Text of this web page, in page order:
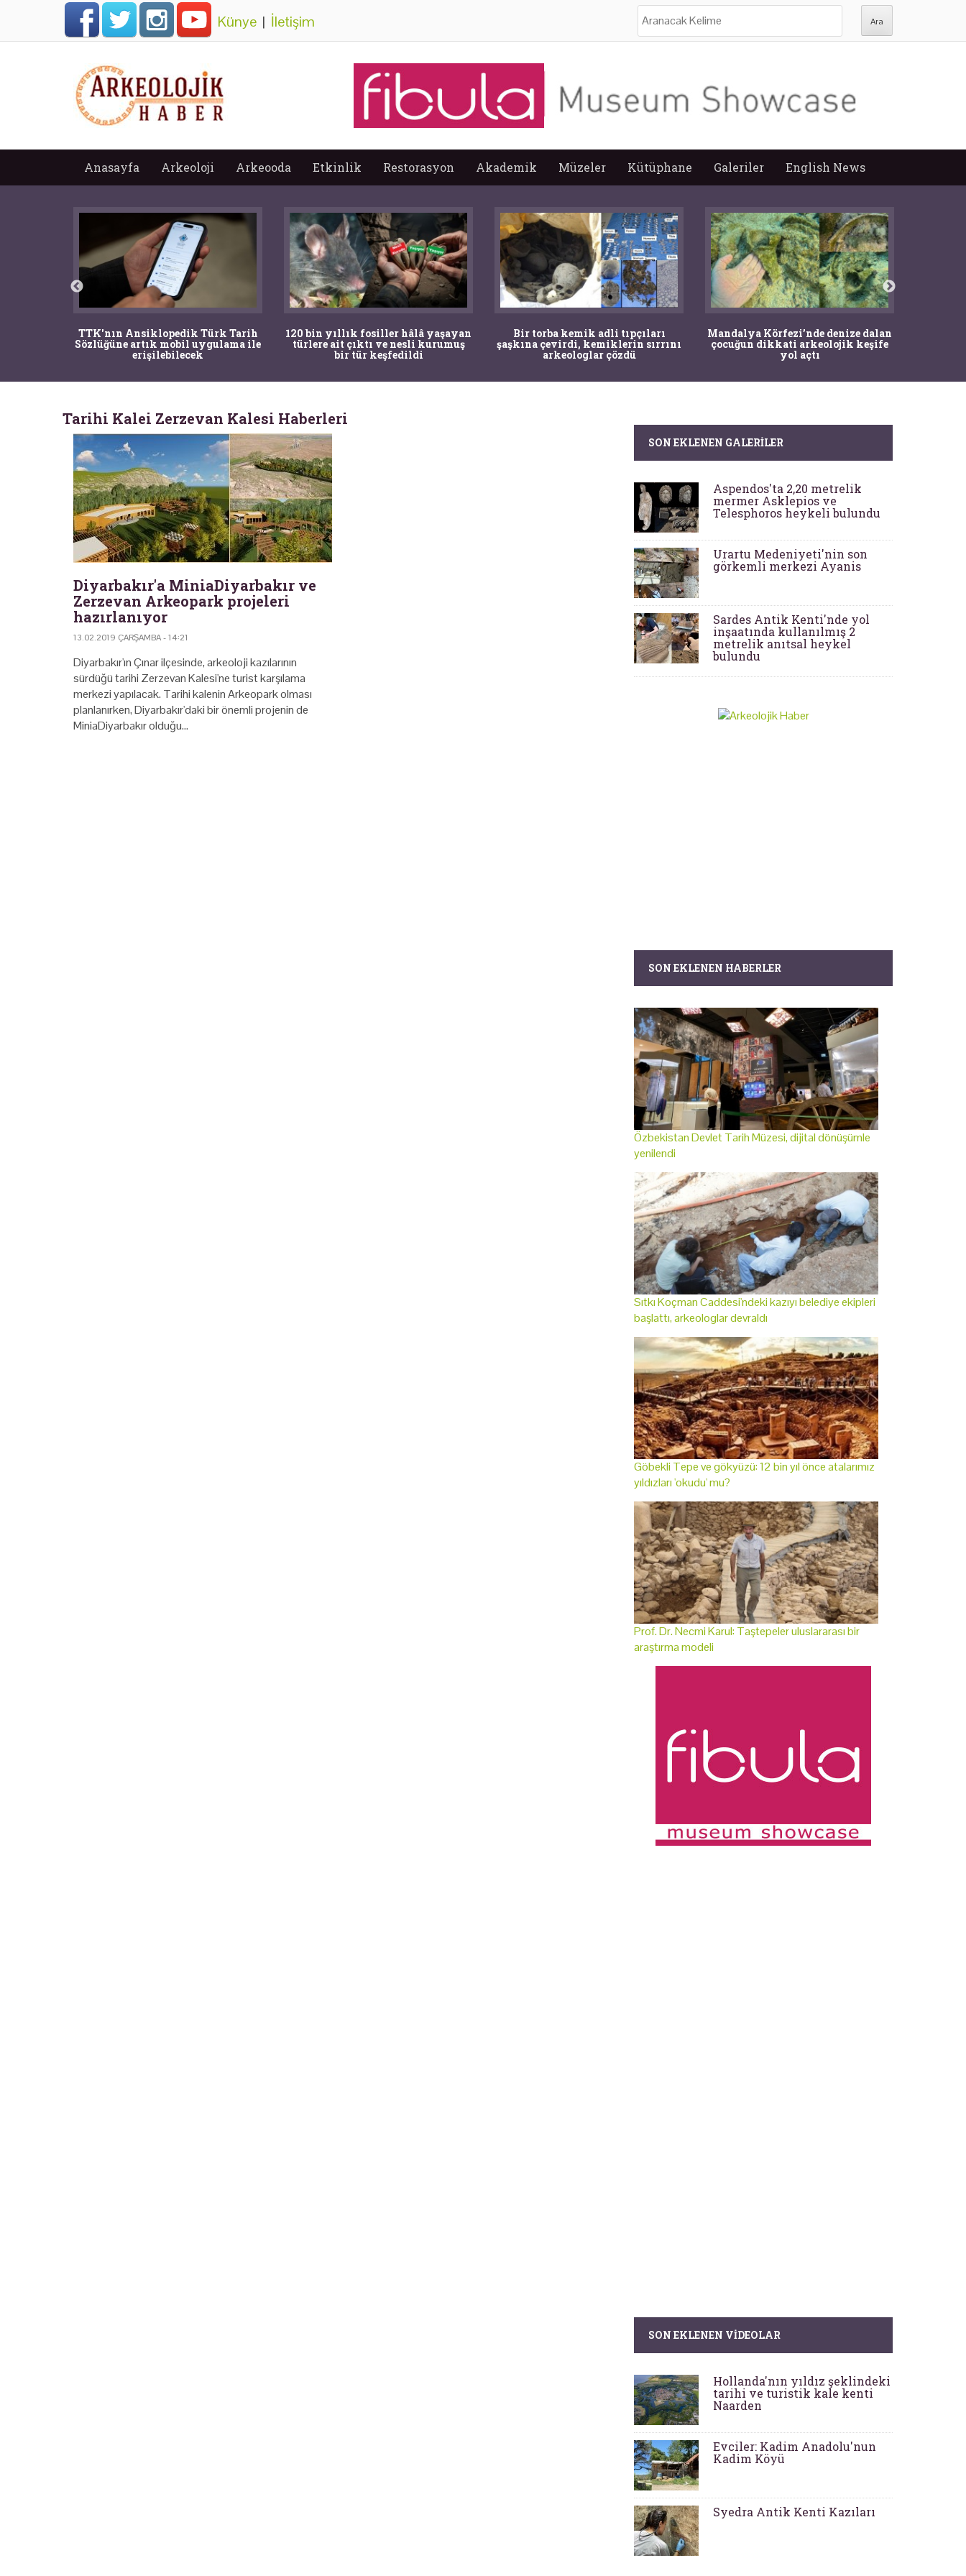
Künye | İletişim
Anasayfa Arkeoloji Arkeooda Etkinlik Restorasyon Akademik Müzeler Kütüphane Galeriler English News
TTK'nın Ansiklopedik Türk Tarih
Sözlüğüne artık mobil uygulama ile
erişilebilecek
120 bin yıllık fosiller hâlâ yaşayan
türlere ait çıktı ve nesli kurumuş
bir tür keşfedildi
Bir torba kemik adli tıpçıları
şaşkına çevirdi, kemiklerin sırrını
arkeologlar çözdü
Mandalya Körfezi’nde denize dalan
çocuğun dikkati arkeolojik keşife
yol açtı
Tarihi Kalei Zerzevan Kalesi Haberleri
Diyarbakır'a MiniaDiyarbakır ve
Zerzevan Arkeopark projeleri
hazırlanıyor
13.02.2019 ÇARŞAMBA - 14:21
Diyarbakır'ın Çınar ilçesinde, arkeoloji kazılarının
sürdüğü tarihi Zerzevan Kalesi'ne turist karşılama
merkezi yapılacak. Tarihi kalenin Arkeopark olması
planlanırken, Diyarbakır'daki bir önemli projenin de
MiniaDiyarbakır olduğu…
SON EKLENEN GALERILER
Aspendos'ta 2,20 metrelik
mermer Asklepios ve
Telesphoros heykeli bulundu
Urartu Medeniyeti'nin son
görkemli merkezi Ayanis
Sardes Antik Kenti'nde yol
inşaatında kullanılmış 2
metrelik anıtsal heykel
bulundu
SON EKLENEN HABERLER
Özbekistan Devlet Tarih Müzesi, dijital dönüşümle
yenilendi
Sıtkı Koçman Caddesi'ndeki kazıyı belediye ekipleri
başlattı, arkeologlar devraldı
Göbekli Tepe ve gökyüzü: 12 bin yıl önce atalarımız
yıldızları 'okudu' mu?
Prof. Dr. Necmi Karul: Taştepeler uluslararası bir
araştırma modeli
SON EKLENEN VIDEOLAR
Hollanda'nın yıldız şeklindeki
tarihi ve turistik kale kenti
Naarden
Evciler: Kadim Anadolu'nun
Kadim Köyü
Syedra Antik Kenti Kazıları